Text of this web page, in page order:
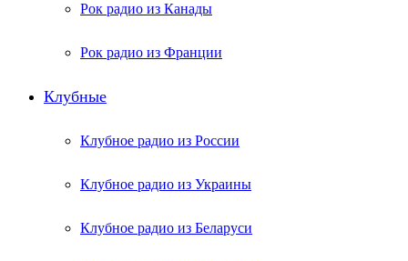
Рок радио из Канады
Рок радио из Франции
Клубные
Клубное радио из России
Клубное радио из Украины
Клубное радио из Беларуси